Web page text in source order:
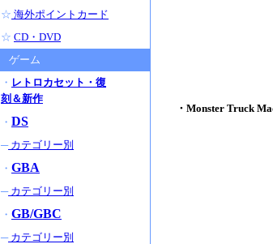
・Monster Truck
☆ 海外ポイントカード
☆ CD・DVD
ゲーム
・ レトロカセット・復
刻＆新作
・ DS
─カテゴリー別
・ GBA
─カテゴリー別
・ GB/GBC
─カテゴリー別